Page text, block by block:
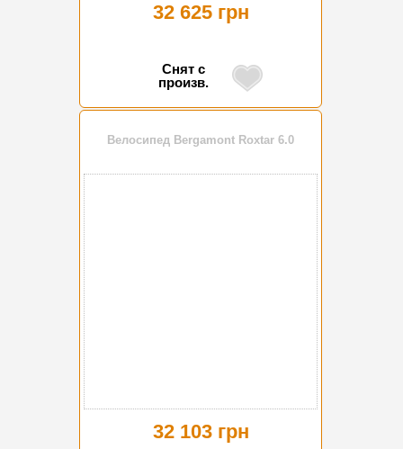
32 625 грн
Снят с
произв.
Велосипед Bergamont Roxtar 6.0
32 103 грн